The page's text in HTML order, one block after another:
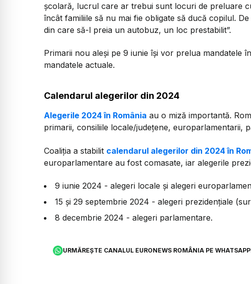
școlară, lucrul care ar trebui sunt locuri de preluare
încât familiile să nu mai fie obligate să ducă copilul.
din care să-l preia un autobuz, un loc prestabilit”.
Primarii nou aleși pe 9 iunie își vor prelua mandatele
mandatele actuale.
Calendarul alegerilor din 2024
Alegerile 2024 în România au o miză importantă.
primarii, consiliile locale/județene, europarlamentarii,
Coaliția a stabilit calendarul alegerilor din 2024 în
europarlamentare au fost comasate, iar alegerile
9 iunie 2024 - alegeri locale și alegeri
15 și 29 septembrie 2024 - alegeri prezidențiale
8 decembrie 2024 - alegeri parlamentare.
URMĂREȘTE CANALUL EURONEWS ROMÂNIA PE